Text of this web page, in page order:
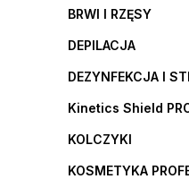
BRWI I RZĘSY
DEPILACJA
DEZYNFEKCJA I
Kinetics Shield
KOLCZYKI
KOSMETYKA